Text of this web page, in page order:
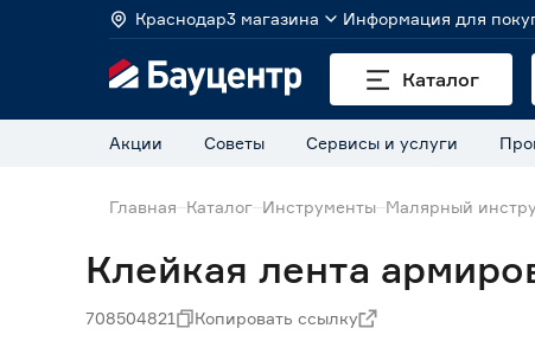
Краснодар3 магазина Информация для
Каталог
Акции Советы Сервисы и услуги
Главная Каталог Инструменты Малярный
Клейкая лента
708504821 Копировать ссылку